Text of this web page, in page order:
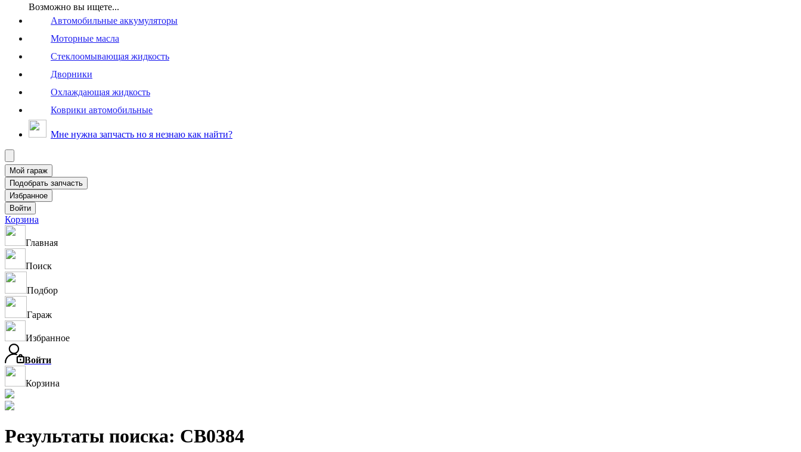
Возможно вы ищете...
Автомобильные аккумуляторы
Моторные масла
Стеклоомывающая жидкость
Дворники
Охлаждающая жидкость
Коврики автомобильные
Мне нужна запчасть но я незнаю как найти?
Корзина
Главная
Поиск
Подбор
Гараж
Избранное
Войти
Корзина
Результаты поиска: CB0384